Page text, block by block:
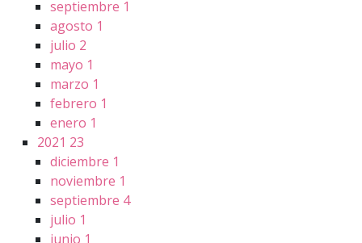
septiembre 1
agosto 1
julio 2
mayo 1
marzo 1
febrero 1
enero 1
2021 23
diciembre 1
noviembre 1
septiembre 4
julio 1
junio 1